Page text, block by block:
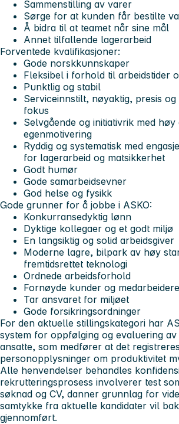
Sammenstilling av varer
Sørge for at kunden får bestilte
Å bidra til at teamet når sine mål
Annet tilfallende lagerarbeid
Forventede kvalifikasjoner:
Gode norskkunnskaper
Fleksibel i forhold til arbeidstider
Punktlig og stabil
Serviceinnstilt, nøyaktig, presis
fokus
Selvgående og initiativrik med høy
egenmotivering
Ryddig og systematisk med
for lagerarbeid og matsikkerhet
Godt humør
Gode samarbeidsevner
God helse og fysikk
Gode grunner for å jobbe i ASKO:
Konkurransedyktig lønn
Dyktige kollegaer og et godt miljø
En langsiktig og solid arbeidsgiver
Moderne lagre, bilpark av høy
fremtidsrettet teknologi
Ordnede arbeidsforhold
Fornøyde kunder og
Tar ansvaret for miljøet
Gode forsikringsordninger
For den aktuelle stillingskategori har
system for oppfølging og evaluering
ansatte, som medfører at det registreres
personopplysninger om produktivitet
Alle henvendelser behandles
rekrutteringsprosess involverer test
søknad og CV, danner grunnlag for
samtykke fra aktuelle kandidater vil
gjennomført.